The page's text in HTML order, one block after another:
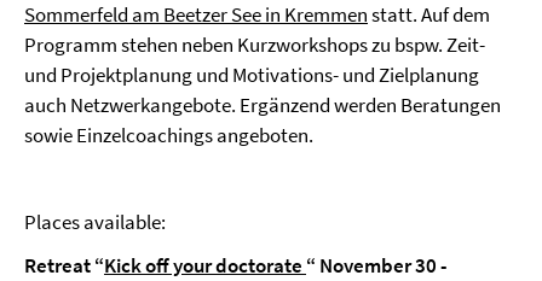
Sommerfeld am Beetzer See in Kremmenstatt. Auf dem
Programm stehen neben Kurzworkshops zu bspw. Zeit-
und Projektplanung und Motivations- und Zielplanung
auch Netzwerkangebote. Ergänzend werden Beratungen
sowie Einzelcoachings angeboten.
Places available:
Retreat “Kick off your doctorate “ November 30 -